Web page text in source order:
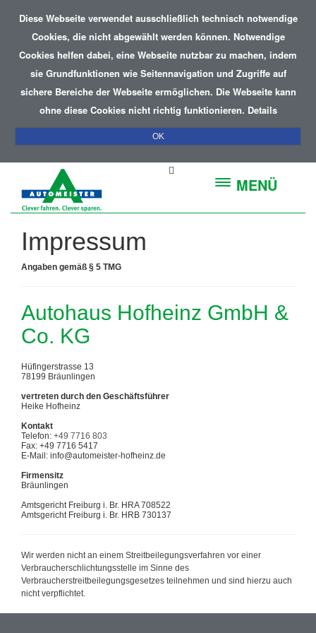
Diese Webseite verwendet ausschließlich technisch notwendige
Cookies, die nicht abgewählt werden können. Notwendige
Cookies helfen dabei, eine Webseite nutzbar zu machen, indem
sie Grundfunktionen wie Seitennavigation und Zugriffe auf
sichere Bereiche der Webseite ermöglichen. Die Webseite kann
ohne diese Cookies nicht richtig funktionieren. Details
OK
MENÜ
Impressum
Angaben gemäß § 5 TMG
Autohaus Hofheinz GmbH &
Co. KG
Hüfingerstrasse 13
78199 Bräunlingen
vertreten durch den Geschäftsführer
Heike Hofheinz
Kontakt
Telefon: +49 7716 803
Fax: +49 7716 5417
E-Mail: info@automeister-hofheinz.de
Firmensitz
Bräunlingen
Amtsgericht Freiburg i. Br. HRA 708522
Amtsgericht Freiburg i. Br. HRB 730137
Wir werden nicht an einem Streitbeilegungsverfahren vor einer
Verbraucherschlichtungsstelle im Sinne des
Verbraucherstreitbeilegungsgesetzes teilnehmen und sind hierzu auch
nicht verpflichtet.